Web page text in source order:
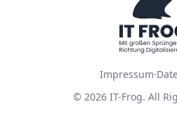
Impressum·
© 2026IT-Frog. All